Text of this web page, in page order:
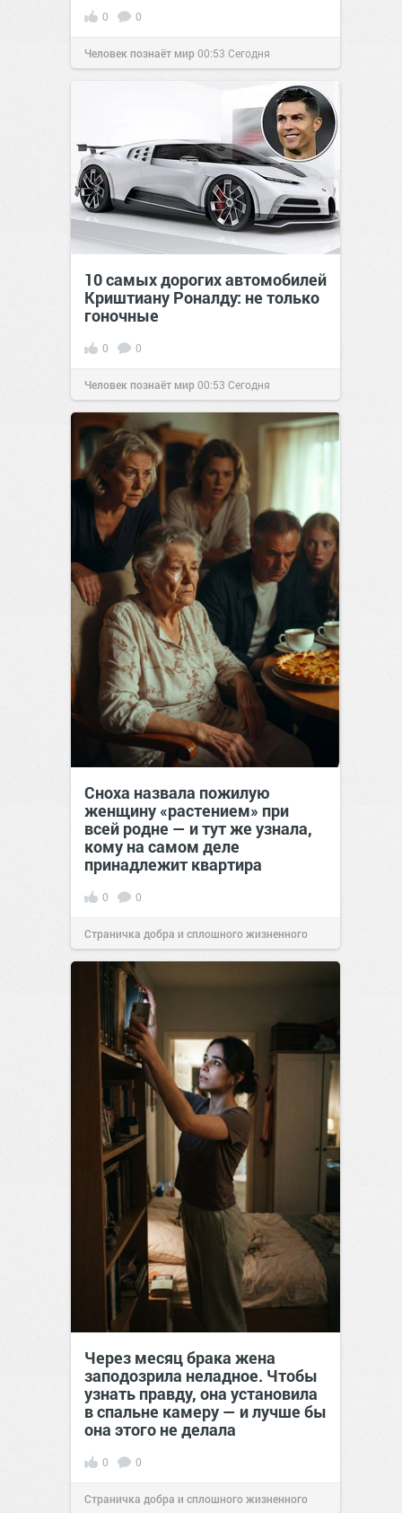
0 0
Человек познаёт мир00:53 Сегодня
10 самых дорогих автомобилей
Криштиану Роналду: не только
гоночные
0 0
Человек познаёт мир00:53 Сегодня
Сноха назвала пожилую
женщину «растением» при
всей родне — и тут же узнала,
кому на самом деле
принадлежит квартира
0 0
Страничка добра и сплошного жизненного
позитива!00:29Сегодня
Через месяц брака жена
заподозрила неладное. Чтобы
узнать правду, она установила
в спальне камеру — и лучше бы
она этого не делала
0 0
Страничка добра и сплошного жизненного